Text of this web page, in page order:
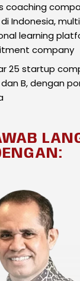
coaching
Indonesia,
learning
company
25 startup
B, dengan